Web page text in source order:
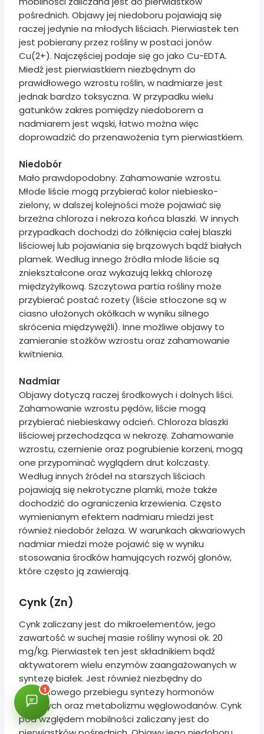
pośrednich. Objawy jej niedoboru pojawiają się
raczej jedynie na młodych liściach. Pierwiastek ten
jest pobierany przez rośliny w postaci jonów
Cu(2+). Najczęściej podaje się go jako Cu-EDTA.
Miedź jest pierwiastkiem niezbędnym do
prawidłowego wzrostu roślin, w nadmiarze jest
jednak bardzo toksyczna. W przypadku wielu
gatunków zakres pomiędzy niedoborem a
nadmiarem jest wąski, łatwo można więc
doprowadzić do przenawożenia tym pierwiastkiem.
Niedobór
Mało prawdopodobny. Zahamowanie wzrostu.
Młode liście mogą przybierać kolor niebiesko-
zielony, w dalszej kolejności może pojawiać się
brzeżna chloroza i nekroza końca blaszki. W innych
przypadkach dochodzi do żółknięcia całej blaszki
liściowej lub pojawiania się brązowych bądź białych
plamek. Według innego źródła młode liście są
zniekształcone oraz wykazują lekką chlorozę
międzyżyłkową. Szczytowa partia rośliny może
przybierać postać rozety (liście stłoczone są w
ciasno ułożonych okółkach w wyniku silnego
skrócenia międzywęźli). Inne możliwe objawy to
zamieranie stożków wzrostu oraz zahamowanie
kwitnienia.
Nadmiar
Objawy dotyczą raczej środkowych i dolnych liści.
Zahamowanie wzrostu pędów, liście mogą
przybierać niebieskawy odcień. Chloroza blaszki
liściowej przechodząca w nekrozę. Zahamowanie
wzrostu, czernienie oraz pogrubienie korzeni, mogą
one przypominać wyglądem drut kolczasty.
Według innych źródeł na starszych liściach
pojawiają się nekrotyczne plamki, może także
dochodzić do ograniczenia krzewienia. Często
wymienianym efektem nadmiaru miedzi jest
również niedobór żelaza. W warunkach akwariowych
nadmiar miedzi może pojawić się w wyniku
stosowania środków hamujących rozwój glonów,
które często ją zawierają.
Cynk (Zn)
Cynk zaliczany jest do mikroelementów, jego
zawartość w suchej masie rośliny wynosi ok. 20
mg/kg. Pierwiastek ten jest składnikiem bądź
aktywatorem wielu enzymów zaangażowanych w
syntezę białek. Jest również niezbędny do
prawidłowego przebiegu syntezy hormonów
roślinnych oraz metabolizmu węglowodanów. Cynk
pod względem mobilności zaliczany jest do